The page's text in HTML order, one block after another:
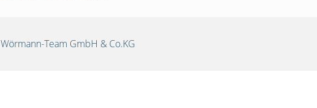
Wörmann-Team GmbH & Co.KG